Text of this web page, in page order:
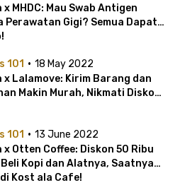
x MHDC: Mau Swab Antigen
Perawatan Gigi? Semua Dapat
101 · 18 May 2022
x Lalamove: Kirim Barang dan
Makin Murah, Nikmati Diskon
101 · 13 June 2022
x Otten Coffee: Diskon 50 Ribu
Kopi dan Alatnya, Saatnya
Kost ala Cafe!